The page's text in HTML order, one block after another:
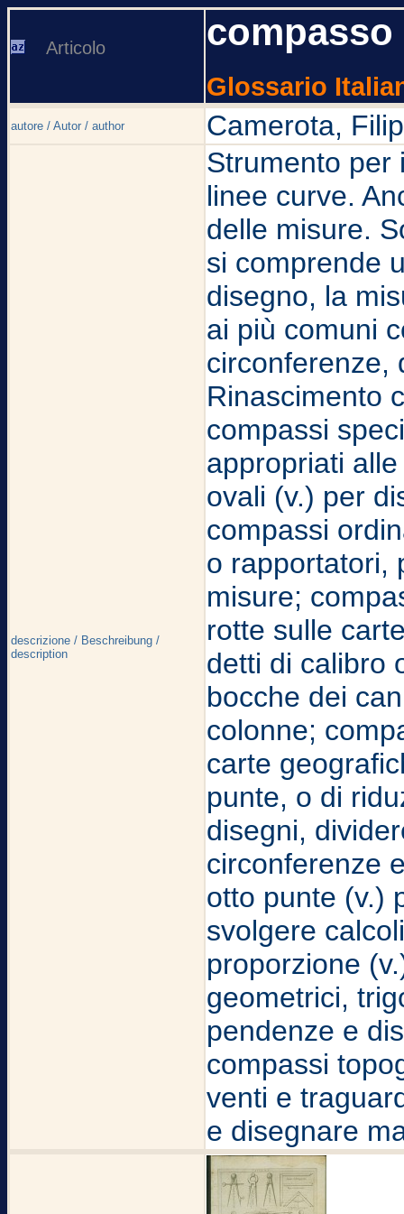
Articolo compasso
Glossario
autore / Autor / author Camerota,
descrizione / Beschreibung /
description
Strumento per
linee curve.
delle misure.
si comprende
disegno, la
ai più comuni
circonferenze,
Rinascimento
compassi
appropriati
ovali (v.) per
compassi
o rapportatori,
misure;
rotte sulle
detti di calibro
bocche dei
colonne;
carte
punte, o di
disegni,
circonferenze
otto punte (v.)
svolgere
proporzione
geometrici,
pendenze e
compassi
venti e
e disegnare